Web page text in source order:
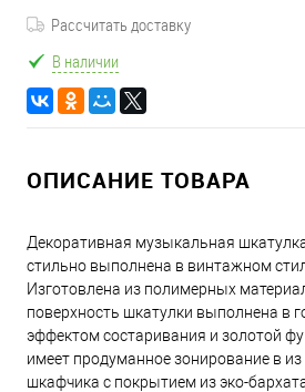
Рассчитать доставку
В наличии
ОПИСАНИЕ ТОВАРА
Декоративная музыкальная
стильно выполнена в винтажном
Изготовлена из полимерных
поверхность шкатулки выполнена в
эффектом состаривания и золотой
имеет продуманное зонирование в
шкафчика с покрытием из эко-